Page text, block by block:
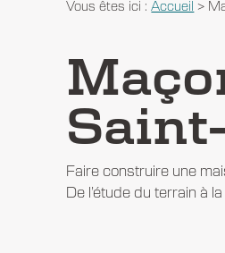
Vous êtes ici : Accueil >
Faire construire une
De l’étude du terrain à